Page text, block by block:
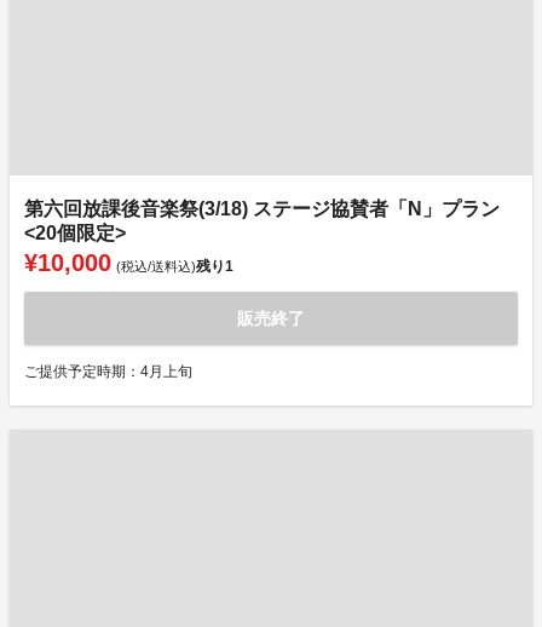
第六回放課後音楽祭(3/18) ステージ協賛者「N」プラン
<20個限定>
¥10,000 (税込/送料込)残り1
販売終了
ご提供予定時期：4月上旬